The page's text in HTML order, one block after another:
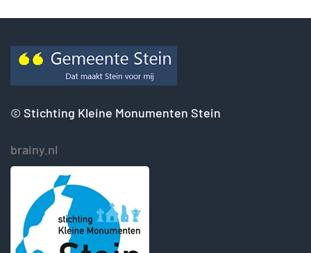
© Stichting Kleine Monumenten Stein
brainy.nl